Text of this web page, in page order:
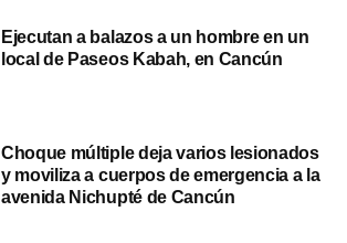
Ejecutan a balazos a un hombre en un
local de Paseos Kabah, en Cancún
Choque múltiple deja varios lesionados
y moviliza a cuerpos de emergencia a la
avenida Nichupté de Cancún